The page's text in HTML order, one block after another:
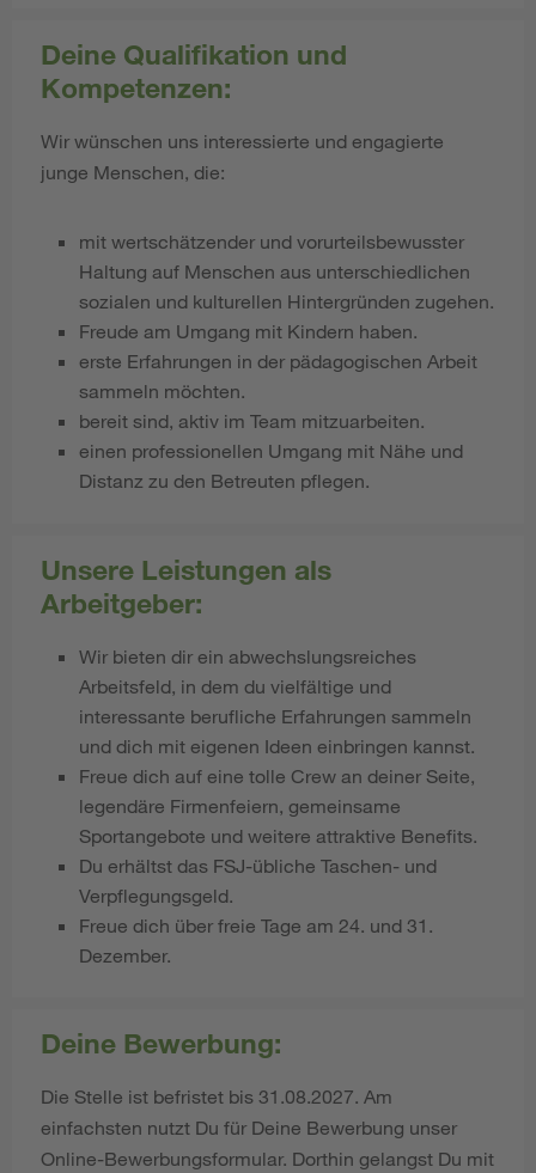
Deine Qualifikation und
Kompetenzen:
Wir wünschen uns interessierte und engagierte
junge Menschen, die:
mit wertschätzender und vorurteilsbewusster
Haltung auf Menschen aus unterschiedlichen
sozialen und kulturellen Hintergründen zugehen.
Freude am Umgang mit Kindern haben.
erste Erfahrungen in der pädagogischen Arbeit
sammeln möchten.
bereit sind, aktiv im Team mitzuarbeiten.
einen professionellen Umgang mit Nähe und
Distanz zu den Betreuten pflegen.
Unsere Leistungen als
Arbeitgeber:
Wir bieten dir ein abwechslungsreiches
Arbeitsfeld, in dem du vielfältige und
interessante berufliche Erfahrungen sammeln
und dich mit eigenen Ideen einbringen kannst.
Freue dich auf eine tolle Crew an deiner Seite,
legendäre Firmenfeiern, gemeinsame
Sportangebote und weitere attraktive Benefits.
Du erhältst das FSJ-übliche Taschen- und
Verpflegungsgeld.
Freue dich über freie Tage am 24. und 31.
Dezember.
Deine Bewerbung:
Die Stelle ist befristet bis 31.08.2027. Am
einfachsten nutzt Du für Deine Bewerbung unser
Online-Bewerbungsformular. Dorthin gelangst Du mit